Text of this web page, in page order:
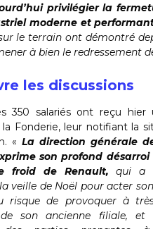
privilégier la
moderne et
le terrain ont démontré
à bien le redressement
les discussions
350 salariés ont reçu
Fonderie, leur notifiant la
« La direction générale
son profond désarroi
froid de Renault, qui a
veille de Noël pour acter
risque de provoquer à
son ancienne filiale, et